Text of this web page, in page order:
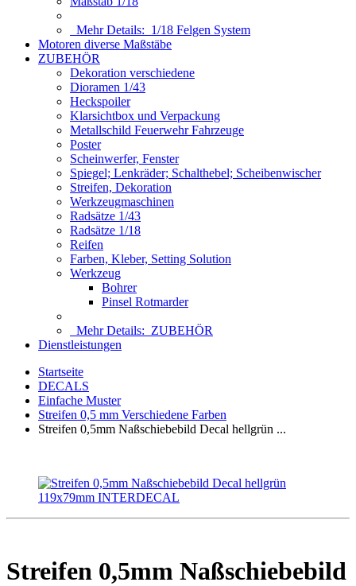
Mehr Details: 1/18 Felgen System
Motoren diverse Maßstäbe
ZUBEHÖR
Dekoration verschiedene
Dioramen 1/43
Heckspoiler
Klarsichtbox und Verpackung
Metallschild Feuerwehr Fahrzeuge
Poster
Scheinwerfer, Fenster
Spiegel; Lenkräder; Schalthebel; Scheibenwischer
Streifen, Dekoration
Werkzeugmaschinen
Radsätze 1/43
Radsätze 1/18
Reifen
Farben, Kleber, Setting Solution
Werkzeug
Bohrer
Pinsel Rotmarder
Mehr Details: ZUBEHÖR
Dienstleistungen
Startseite
DECALS
Einfache Muster
Streifen 0,5 mm Verschiedene Farben
Streifen 0,5mm Naßschiebebild Decal hellgrün ...
Streifen 0,5mm Naßschiebebild